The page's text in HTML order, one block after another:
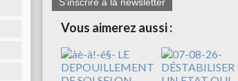
Vous aimerez aussi :